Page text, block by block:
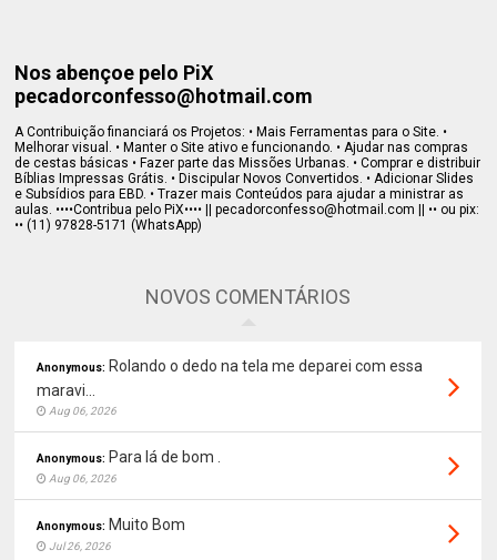
Nos abençoe pelo PiX
pecadorconfesso@hotmail.com
A Contribuição financiará os Projetos: • Mais Ferramentas para o Site. •
Melhorar visual. • Manter o Site ativo e funcionando. • Ajudar nas compras
de cestas básicas • Fazer parte das Missões Urbanas. • Comprar e distribuir
Bíblias Impressas Grátis. • Discipular Novos Convertidos. • Adicionar Slides
e Subsídios para EBD. • Trazer mais Conteúdos para ajudar a ministrar as
aulas. ••••Contribua pelo PiX•••• || pecadorconfesso@hotmail.com || •• ou pix:
•• (11) 97828-5171 (WhatsApp)
NOVOS COMENTÁRIOS
Anonymous: Rolando o dedo na tela me deparei com essa
maravi...
Aug 06, 2026
Anonymous: Para lá de bom .
Aug 06, 2026
Anonymous: Muito Bom
Jul 26, 2026